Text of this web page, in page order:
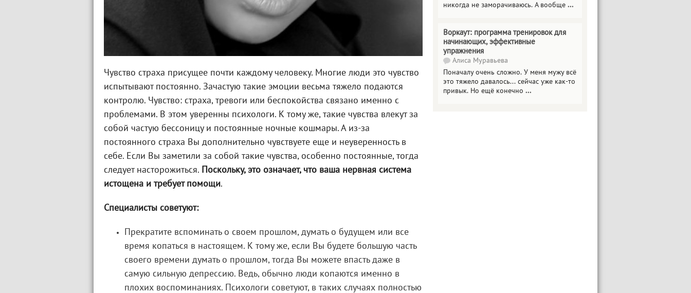
Чувство страха присущее почти каждому человеку. Многие люди это чувство
испытывают постоянно. Зачастую такие эмоции весьма тяжело подаются
контролю. Чувство: страха, тревоги или беспокойства связано именно с
проблемами. В этом уверенны психологи. К тому же, такие чувства влекут за
собой частую бессоницу и постоянные ночные кошмары. А из-за
постоянного страха Вы дополнительно чувствуете еще и неуверенность в
себе. Если Вы заметили за собой такие чувства, особенно постоянные, тогда
следует насторожиться.
Поскольку, это означает, что ваша нервная система
истощена и требует помощи.
Специалисты советуют:
Прекратите вспоминать о своем прошлом, думать о будущем или все
время копаться в настоящем. К тому же, если Вы будете большую часть
своего времени думать о прошлом, тогда Вы можете впасть даже в
самую сильную депрессию. Ведь, обычно люди копаются именно в
плохих воспоминаниях. Психологи советуют, в таких случаях полностью
никогда не заморачиваюсь. А вообще ...
Воркаут: программа тренировок для
начинающих, эффективные
упражнения
Алиса Муравьева
Поначалу очень сложно. У меня мужу всё
это тяжело давалось... сейчас уже как-то
привык. Но ещё конечно ...